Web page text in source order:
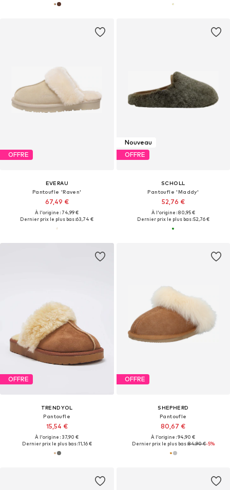
OFFRE
EVERAU
Pantoufle 'Raven'
67,49 €
À l'origine : 74,99 €
Dernier prix le plus bas :63,74 €
Nouveau
OFFRE
SCHOLL
Pantoufle 'Maddy'
52,76 €
À l'origine : 80,95 €
Dernier prix le plus bas :52,76 €
OFFRE
TRENDYOL
Pantoufle
15,54 €
À l'origine : 37,90 €
Dernier prix le plus bas :11,16 €
OFFRE
SHEPHERD
Pantoufle
80,67 €
À l'origine : 94,90 €
Dernier prix le plus bas :84,90 €-5%